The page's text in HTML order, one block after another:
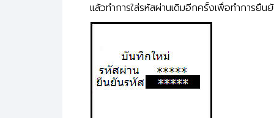
แล้วทำการใส่รหัสผ่านเดิมอีกครั้งเพื่อทำการยืน